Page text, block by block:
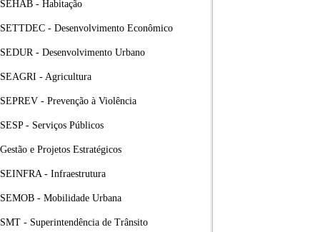
SEHAB - Habitação
SETTDEC - Desenvolvimento Econômico
SEDUR - Desenvolvimento Urbano
SEAGRI - Agricultura
SEPREV - Prevenção à Violência
SESP - Serviços Públicos
Gestão e Projetos Estratégicos
SEINFRA - Infraestrutura
SEMOB - Mobilidade Urbana
SMT - Superintendência de Trânsito